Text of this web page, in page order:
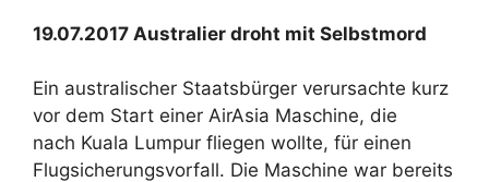
19.07.2017 Australier droht mit Selbstmord
Ein australischer Staatsbürger verursachte kurz
vor dem Start einer AirAsia Maschine, die
nach Kuala Lumpur fliegen wollte, für einen
Flugsicherungsvorfall. Die Maschine war bereits